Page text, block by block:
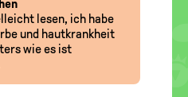
lesen, ich habe
und hautkrankheit
wie es ist